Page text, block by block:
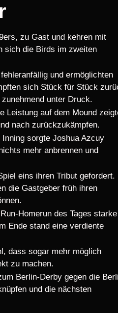
zu Gast und kehren mit
sich die Birds im zweiten
und ermöglichten
sich Stück für Stück
unter Druck.
Leistung auf dem Mound
nach zurückzukämpfen.
sorgte Joshua Azcuy
mehr anbrennen und
eins ihren Tribut gefordert.
die Gastgeber früh ihren
Homerun des Tages starke
Ende stand eine verdiente
dass sogar mehr möglich
zu machen.
Berlin-Derby gegen die
und die nächsten